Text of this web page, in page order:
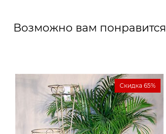
Возможно вам понравится
Скидка 65%